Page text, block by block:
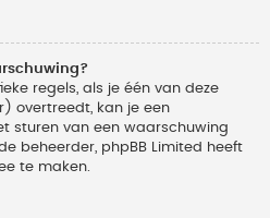
regels, als je één van deze
overtreedt, kan je een
sturen van een waarschuwing
beheerder, phpBB Limited heeft
te maken.